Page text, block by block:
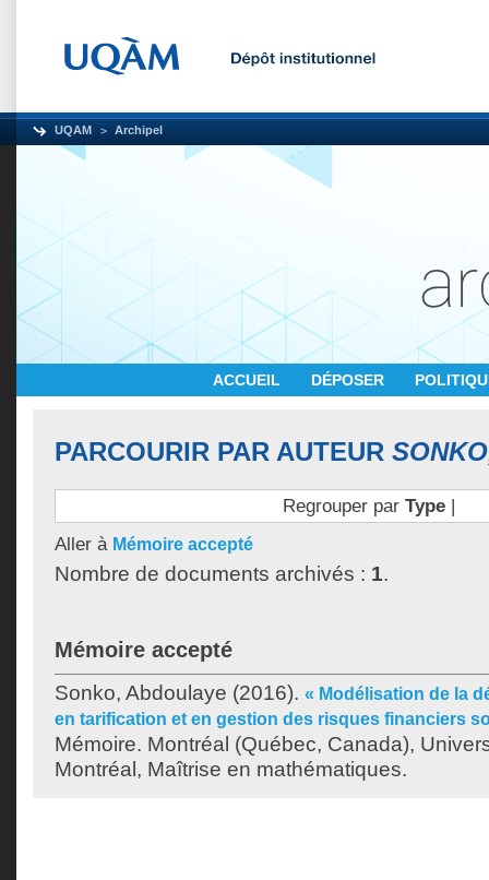
UQAM Archipel
ACCUEIL DÉPOSER
PARCOURIR PAR AUTEUR
Regrouper par Type|
Aller à Mémoire accepté
Nombre de documents archivés : 1.
Mémoire accepté
Sonko, Abdoulaye (2016). « Modélisation de la
en tarification et en gestion des risques financiers
Mémoire. Montréal (Québec, Canada),
Montréal, Maîtrise en mathématiques.